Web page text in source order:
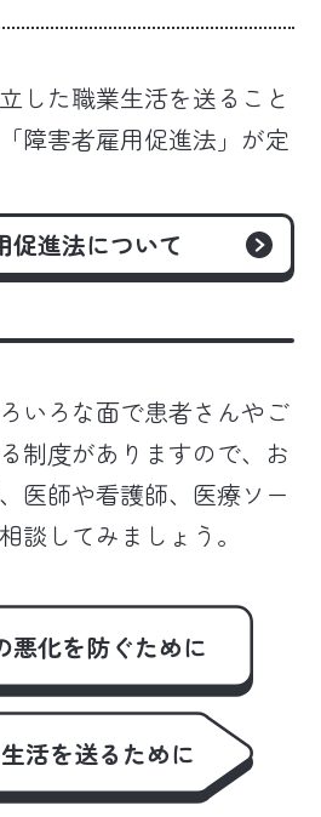
した職業生活を送ること
障害者雇用促進法」が定
促進法について
いろな面で患者さんやご
制度がありますので、お
医師や看護師、医療ソー
談してみましょう。
悪化を防ぐために
活を送るために